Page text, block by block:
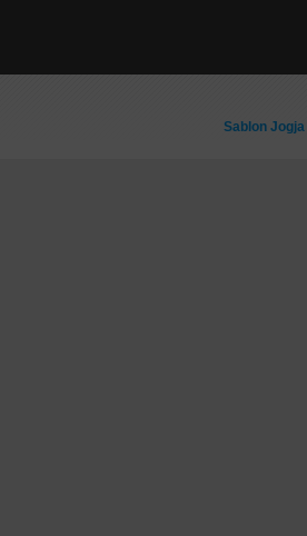
Sablon Jogja